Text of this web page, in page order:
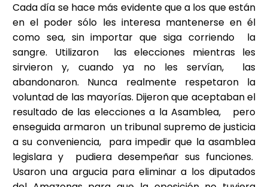
Cada día se hace más evidente que a los que están
en el poder sólo les interesa mantenerse en él
como sea, sin importar que siga corriendo la
sangre. Utilizaron las elecciones mientras les
sirvieron y, cuando ya no les servían, las
abandonaron. Nunca realmente respetaron la
voluntad de las mayorías. Dijeron que aceptaban el
resultado de las elecciones a la Asamblea, pero
enseguida armaron un tribunal supremo de justicia
a su conveniencia, para impedir que la asamblea
legislara y pudiera desempeñar sus funciones.
Usaron una argucia para eliminar a los diputados